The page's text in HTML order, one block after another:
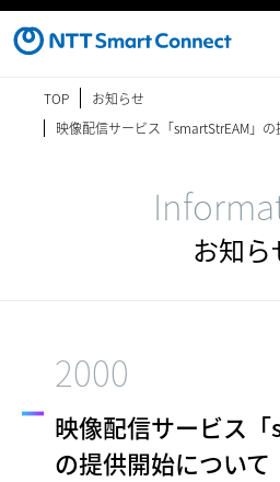
TOP
お知らせ
映像配信サービス「smartStrEAM」
お知ら
2000
映像配信サービス「
の提供開始について